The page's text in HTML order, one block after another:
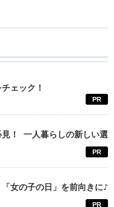
ェック！
PR
！ 一人暮らしの新しい選
PR
女の子の日」を前向きに♪
PR